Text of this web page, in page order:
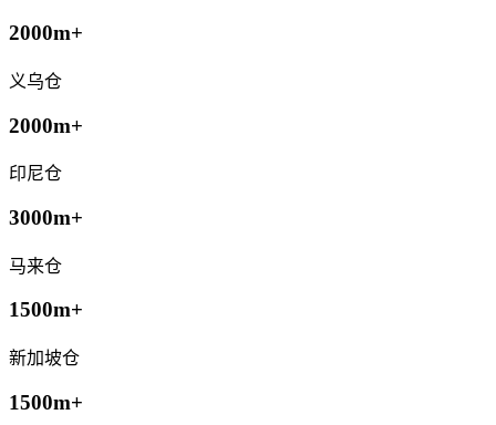
2000m+
义乌仓
2000m+
印尼仓
3000m+
马来仓
1500m+
新加坡仓
1500m+